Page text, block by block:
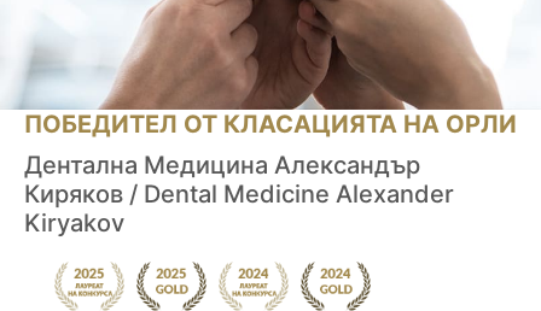
ПОБЕДИТЕЛ ОТ КЛАСАЦИЯТА НА ОРЛИ
Дентална Медицина Александър
Киряков / Dental Medicine Alexander
Kiryakov